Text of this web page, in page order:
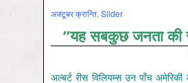
अक्‍टूबर क्रान्ति, Slider
”यह सबकुछ जनता की
अल्बर्ट रीस विलियम्स उन पाँच